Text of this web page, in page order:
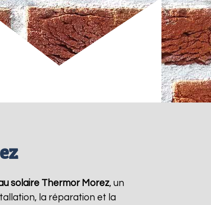
solaire Thermor Morez, un
la réparation et la